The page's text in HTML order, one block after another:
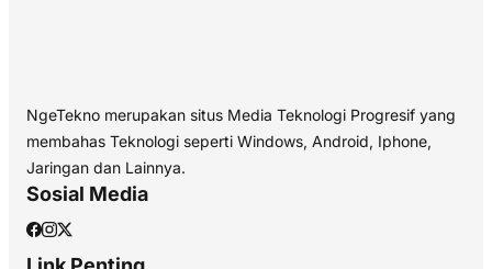
NgeTekno merupakan situs Media Teknologi Progresif yang
membahas Teknologi seperti Windows, Android, Iphone,
Jaringan dan Lainnya.
Sosial Media